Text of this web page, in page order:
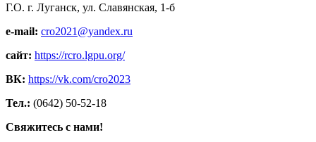
Г.О. г. Луганск, ул. Славянская, 1-б
e-mail: cro2021@yandex.ru
сайт: https://rcro.lgpu.org/
ВК: https://vk.com/cro2023
Тел.: (0642) 50-52-18
Свяжитесь с нами!